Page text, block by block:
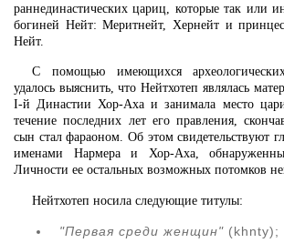
раннединастических цариц, которые так или
богиней Нейт: Меритнейт, Хернейт и
Нейт.
С помощью имеющихся
удалось выяснить, что Нейтхотеп являлась
I-й Династии Хор-Аха и занимала место
течение последних лет его правления,
сын стал фараоном. Об этом свидетельствуют
именами Нармера и Хор-Аха,
Личности ее остальных возможных потомков
Нейтхотеп носила следующие титулы:
"Первая среди женщин" (khnty);